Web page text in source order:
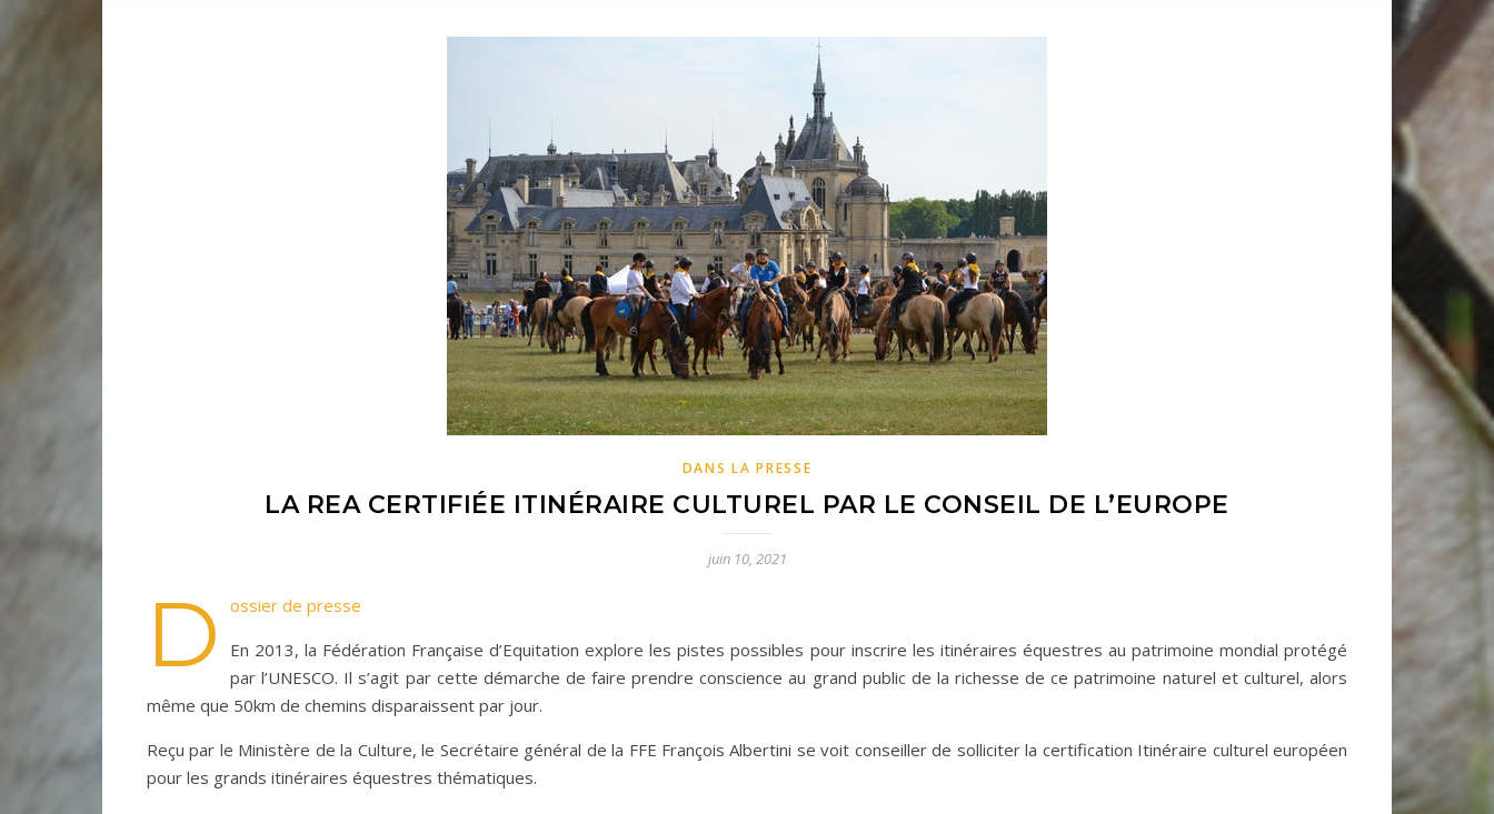
DANS LA PRESSE
LA REA CERTIFIÉE ITINÉRAIRE CULTUREL PAR LE CONSEIL DE L’EUROPE
juin 10, 2021
D
ossier de presse
En 2013, la Fédération Française d’Equitation explore les pistes possibles pour inscrire les itinéraires équestres au patrimoine mondial protégé
par l’UNESCO. Il s’agit par cette démarche de faire prendre conscience au grand public de la richesse de ce patrimoine naturel et culturel, alors
même que 50km de chemins disparaissent par jour.
Reçu par le Ministère de la Culture, le Secrétaire général de la FFE François Albertini se voit conseiller de solliciter la certification Itinéraire culturel européen
pour les grands itinéraires équestres thématiques.